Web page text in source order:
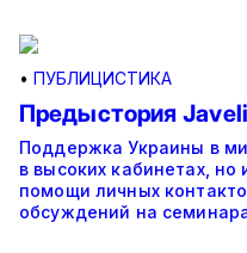
• ПУБЛИЦИСТИКА
Предыстория
Поддержка Украины в
в высоких кабинетах,
помощи личных
обсуждений на